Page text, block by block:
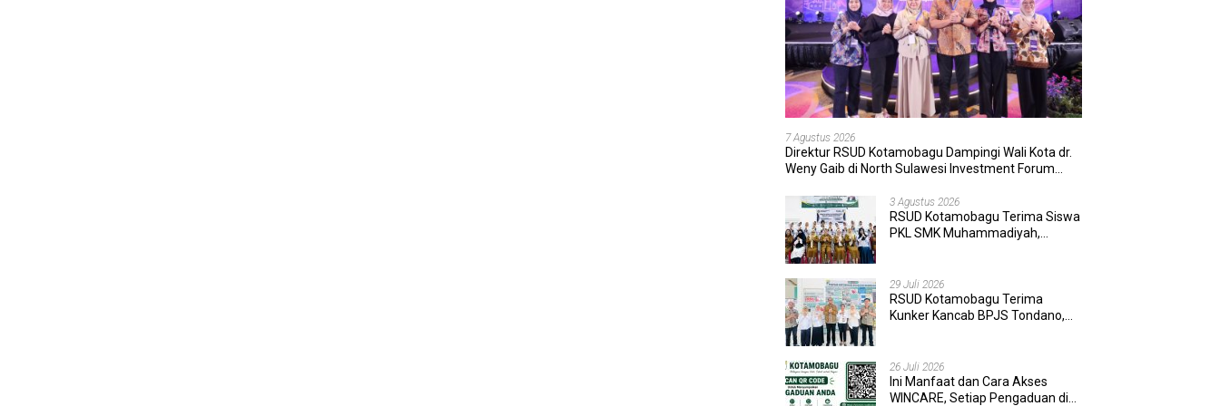
7 Agustus 2026
Direktur RSUD Kotamobagu Dampingi Wali Kota dr.
Weny Gaib di North Sulawesi Investment Forum
3 Agustus 2026
RSUD Kotamobagu Terima Siswa
PKL SMK Muhammadiyah,
29 Juli 2026
RSUD Kotamobagu Terima
Kunker Kancab BPJS Tondano,
26 Juli 2026
Ini Manfaat dan Cara Akses
WINCARE, Setiap Pengaduan di